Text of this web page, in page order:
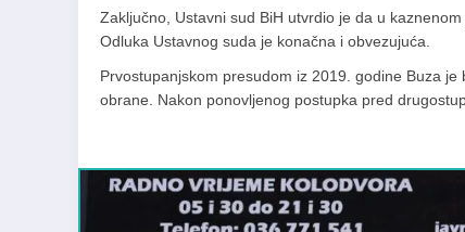
Zaključno, Ustavni sud BiH utvrdio je da u
Odluka Ustavnog suda je konačna i obvezujuća.
Prvostupanjskom presudom iz 2019. godine Buza
obrane. Nakon ponovljenog postupka pred